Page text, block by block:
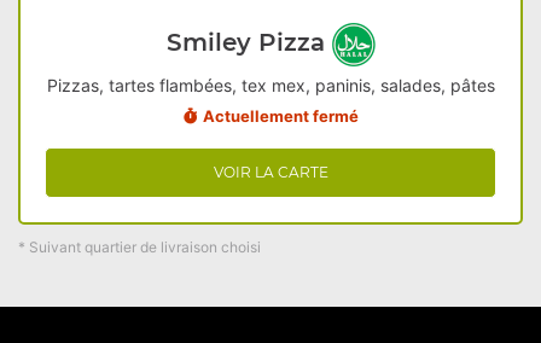
Smiley Pizza
Pizzas, tartes flambées, tex mex, paninis, salades, pâtes
Actuellement fermé
VOIR LA CARTE
* Suivant quartier de livraison choisi